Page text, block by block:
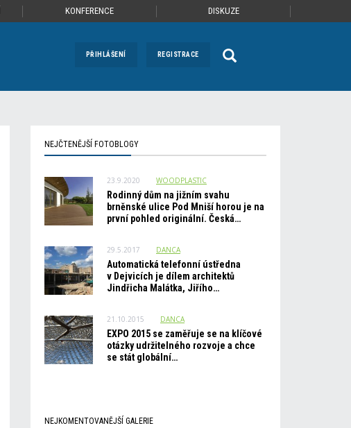
KONFERENCE DISKUZE
PŘIHLÁŠENÍ REGISTRACE
NEJČTENĚJŠÍ FOTOBLOGY
23.9.2020 WOODPLASTIC
Rodinný dům na jižním svahu
brněnské ulice Pod Mniší horou je na
první pohled originální. Česká…
29.5.2017 DANCA
Automatická telefonní ústředna
v Dejvicích je dílem architektů
Jindřicha Malátka, Jiřího…
21.10.2015 DANCA
EXPO 2015 se zaměřuje se na klíčové
otázky udržitelného rozvoje a chce
se stát globální…
NEJKOMENTOVANĚJŠÍ GALERIE